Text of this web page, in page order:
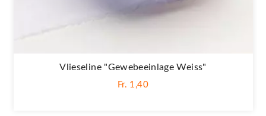
Vlieseline "Gewebeeinlage Weiss"
Fr. 1,40